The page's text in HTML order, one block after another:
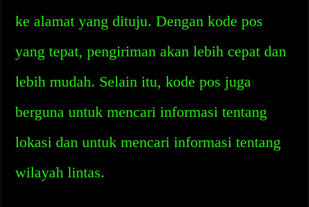
ke alamat yang dituju. Dengan kode pos
yang tepat, pengiriman akan lebih cepat dan
lebih mudah. Selain itu, kode pos juga
berguna untuk mencari informasi tentang
lokasi dan untuk mencari informasi tentang
wilayah lintas.